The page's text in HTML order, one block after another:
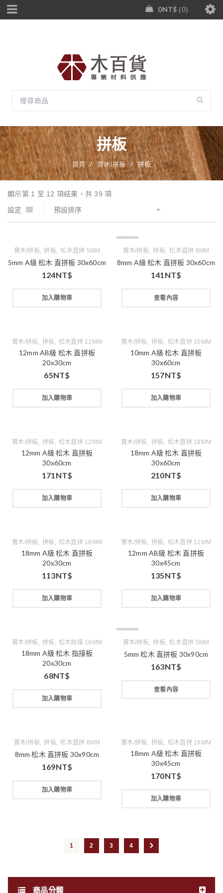
0NT$ 0
拼板
首頁 / 實木/拼板 / 拼板
商品分類
顯示第 1 至 12 項結果，共 39 項
設定
預設排序
實木/拼板,拼板,松木直拼 5MM
5mm A級 松木 直拼板 30x60cm
124NT$
加入購物車
實木/拼板,拼板,松木直拼 8MM
8mm A級 松木 直拼板 30x60cm
141 NT$
查看內容
實木/拼板 拼板 松木直拼 12MM
12mm AB級 松木 直拼板
20x30cm
65NT$
加入購物車
實木/拼板 拼板 松木直拼 10MM
10mm A級 松木 直拼板
30x60cm
157NT$
加入購物車
實木/拼板 拼板 松木直拼 12MM
12mm A級 松木 直拼板
30x60cm
171 NT$
加入購物車
實木/拼板 拼板 松木直拼 18MM
18mm A級 松木 直拼板
30x60cm
210NT$
加入購物車
實木/拼板 拼板 松木直拼 18MM
18mm A級 松木 直拼板
20x30cm
113NT$
加入購物車
實木/拼板 拼板 松木直拼 12MM
12mm AB級 松木 直拼板
30x45cm
135NT$
加入購物車
實木/拼板 拼板 松木指接 18MM
18mm A級 松木 指接板
20x30cm
68NT$
加入購物車
實木/拼板,拼板,松木直拼 5MM
5mm 松木 直拼板 30x90cm
163NT$
查看內容
實木/拼板,拼板,松木直拼 8MM
8mm 松木 直拼板 30x90cm
169NT$
加入購物車
實木/拼板 拼板 松木直拼 18MM
18mm A級 松木 直拼板
30x45cm
170NT$
加入購物車
1 2 3 4